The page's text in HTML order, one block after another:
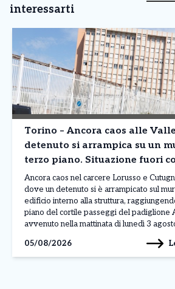
interessarti
Torino – Ancora caos alle
detenuto si arrampica su un
terzo piano. Situazione fuori
Ancora caos nel carcere Lorusso e
dove un detenuto si è arrampicato sul
edificio interno alla struttura,
piano del cortile passeggi del padiglione
avvenuto nella mattinata di lunedì 3
ancora stati […]
05/08/2026